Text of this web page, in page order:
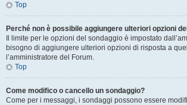
Top
Perché non è possibile aggiungere ulteriori opzioni
Il limite per le opzioni del sondaggio è impostato
bisogno di aggiungere ulteriori opzioni di risposta a
l’amministratore del Forum.
Top
Come modifico o cancello un sondaggio?
Come per i messaggi, i sondaggi possono essere